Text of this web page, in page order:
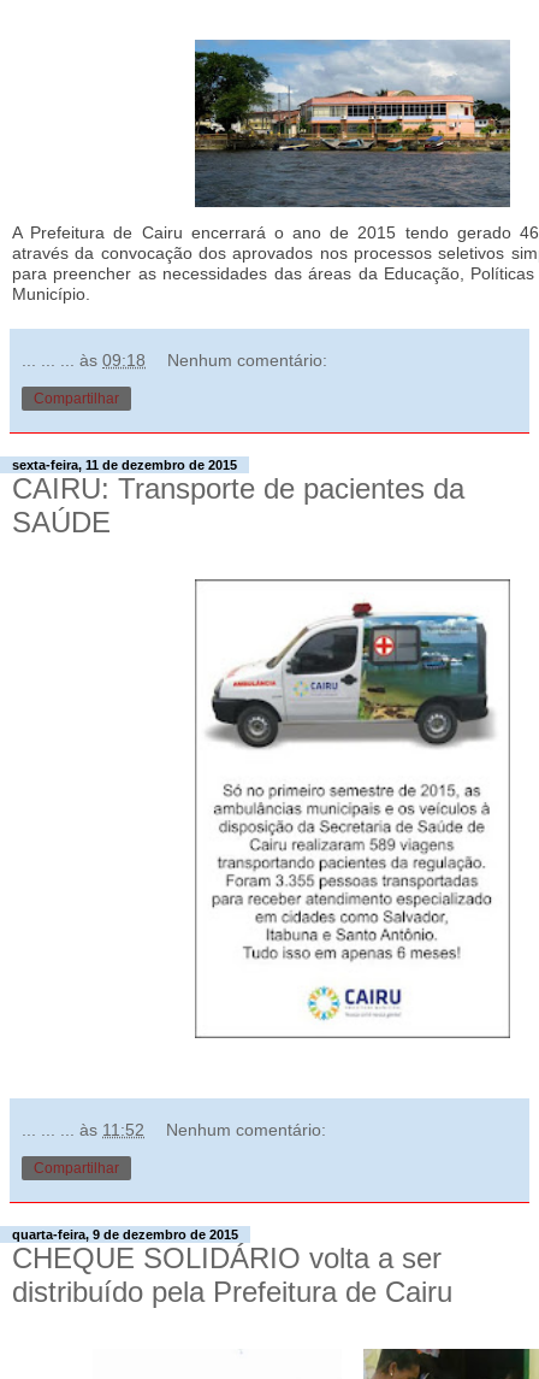
A Prefeitura de Cairu encerrará o ano de 2015 tendo gerado
através da convocação dos aprovados nos processos seletivos
para preencher as necessidades das áreas da Educação,
Município.
... ... ... às 09:18 Nenhum comentário:
Compartilhar
sexta-feira, 11 de dezembro de 2015
CAIRU: Transporte de pacientes da
SAÚDE
às 11:52 Nenhum comentário:
Compartilhar
quarta-feira, 9 de dezembro de 2015
CHEQUE SOLIDÁRIO volta a ser
distribuído pela Prefeitura de Cairu